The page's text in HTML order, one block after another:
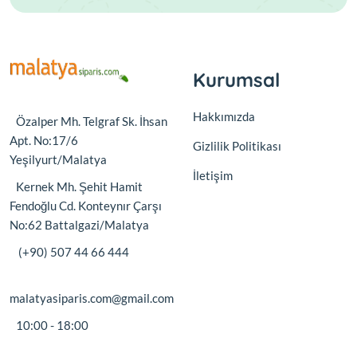
Özalper Mh. Telgraf Sk. İhsan
Apt. No:17/6
Yeşilyurt/Malatya
Kernek Mh. Şehit Hamit
Fendoğlu Cd. Konteynır Çarşı
No:62 Battalgazi/Malatya
(+90) 507 44 66 444
malatyasiparis.com@gmail.com
10:00 - 18:00
Kurumsal
Hakkımızda
Gizlilik Politikası
İletişim